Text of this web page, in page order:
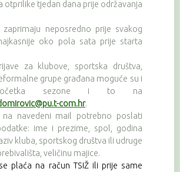
otprilike tjedan dana prije održavanja
zaprimaju neposredno prije svakog
oko pola sata prije starta
za klubove, sportska društva,
grupe građana moguće su i
sezone i to na
com.hr.
navedeni mail potrebno poslati
ime i prezime, spol, godina
kluba, sportskog društva ili udruge
veličinu majice.
plaća na račun TSIŽ ili prije same